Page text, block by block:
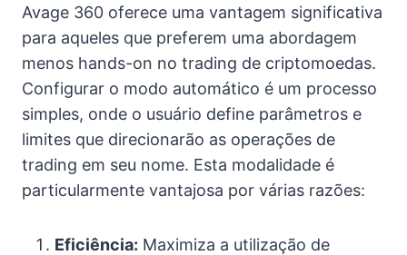
Avage 360 oferece uma vantagem significativa
para aqueles que preferem uma abordagem
menos hands-on no trading de criptomoedas.
Configurar o modo automático é um processo
simples, onde o usuário define parâmetros e
limites que direcionarão as operações de
trading em seu nome. Esta modalidade é
particularmente vantajosa por várias razões:
Eficiência: Maximiza a utilização de